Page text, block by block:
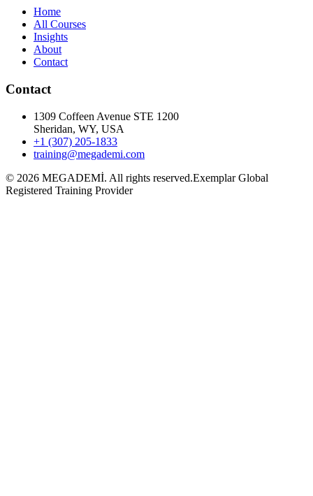
Home
All Courses
Insights
About
Contact
Contact
1309 Coffeen Avenue STE 1200
Sheridan, WY, USA
+1 (307) 205-1833
training@megademi.com
© 2026 MEGADEMİ. All rights reserved.Exemplar Global
Registered Training Provider